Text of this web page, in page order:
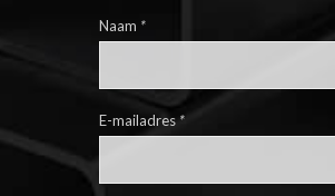
Naam *
E-mailadres *